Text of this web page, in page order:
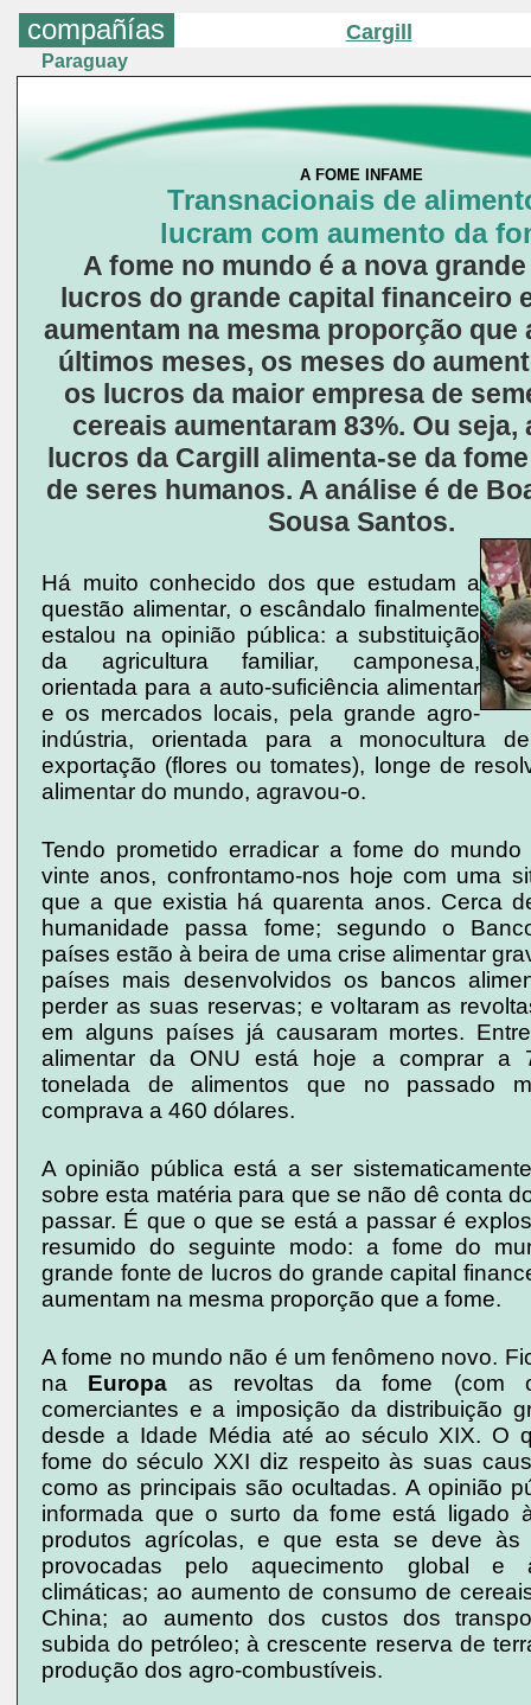
compañías Cargill
Paraguay
A FOME INFAME
Transnacionais de
lucram com aumento da
A fome no mundo é a nova
lucros do grande capital financeiro
aumentam na mesma proporção que
últimos meses, os meses do
os lucros da maior empresa de
cereais aumentaram 83%. Ou seja,
lucros da Cargill alimenta-se da
de seres humanos. A análise é de
Sousa Santos.
Há muito conhecido dos que estudam a
questão alimentar, o escândalo finalmente
estalou na opinião pública: a substituição
da agricultura familiar, camponesa,
orientada para a auto-suficiência alimentar
e os mercados locais, pela grande agro-
indústria, orientada para a monocultura
exportação (flores ou tomates), longe de
alimentar do mundo, agravou-o.
Tendo prometido erradicar a fome do
vinte anos, confrontamo-nos hoje com uma
que a que existia há quarenta anos. Cerca
humanidade passa fome; segundo o
países estão à beira de uma crise alimentar
países mais desenvolvidos os bancos
perder as suas reservas; e voltaram as
em alguns países já causaram mortes.
alimentar da ONU está hoje a comprar a
tonelada de alimentos que no passado
comprava a 460 dólares.
A opinião pública está a ser
sobre esta matéria para que se não dê conta
passar. É que o que se está a passar é
resumido do seguinte modo: a fome do
grande fonte de lucros do grande capital
aumentam na mesma proporção que a fome.
A fome no mundo não é um fenômeno novo.
na Europa as revoltas da fome (com
comerciantes e a imposição da distribuição
desde a Idade Média até ao século XIX. O
fome do século XXI diz respeito às suas
como as principais são ocultadas. A opinião
informada que o surto da fome está ligado
produtos agrícolas, e que esta se deve às
provocadas pelo aquecimento global e
climáticas; ao aumento de consumo de
China; ao aumento dos custos dos
subida do petróleo; à crescente reserva de
produção dos agro-combustíveis.